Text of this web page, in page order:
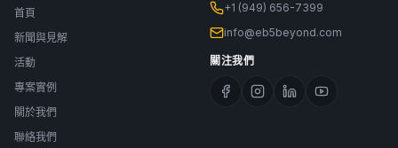
首頁
新聞與見解
活動
專案實例
關於我們
聯絡我們
+1 (949) 656-7399
info@eb5beyond.com
關注我們